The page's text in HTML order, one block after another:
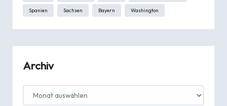
Spanien Sachsen Bayern Washington
Archiv